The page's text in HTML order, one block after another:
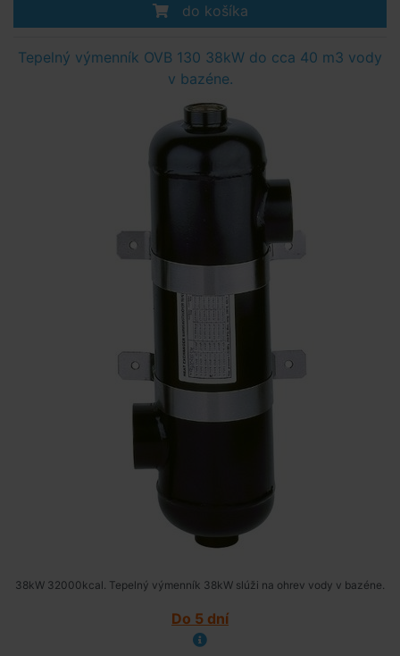
do košíka
Tepelný výmenník OVB 130 38kW do cca 40 m3 vody
v bazéne.
38kW 32000kcal. Tepelný výmenník 38kW slúži na ohrev vody v bazéne.
Do 5 dní